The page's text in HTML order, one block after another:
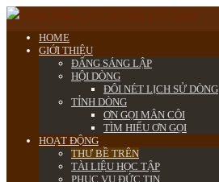
HOME
GIỚI THIỆU
ĐẤNG SÁNG LẬP
HỘI DÒNG
ĐÔI NÉT LỊCH SỬ DÒNG
TỈNH DÒNG
ƠN GỌI MÂN CÔI
TÌM HIỂU ƠN GỌI
HOẠT ĐỘNG
THƯ BỀ TRÊN
TÀI LIỆU HỌC TẬP
PHỤC VỤ ĐỨC TIN